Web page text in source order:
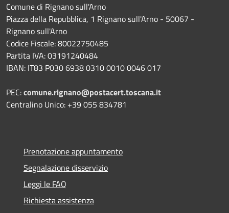
Comune di Rignano sull'Arno
Piazza della Repubblica, 1 Rignano sull'Arno - 50067 -
Rignano sull'Arno
Codice Fiscale: 80022750485
Partita IVA: 03191240484
IBAN: IT83 P030 6938 0310 0010 0046 017
PEC:comune.rignano@postacert.toscana.it
Centralino Unico: +39 055 834781
Prenotazione appuntamento
Segnalazione disservizio
Leggi le FAQ
Richiesta assistenza